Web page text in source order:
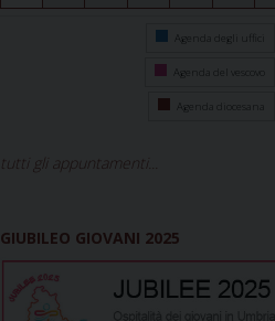
Agenda degli uffici
Agenda del vescovo
Agenda diocesana
tutti gli appuntamenti...
GIUBILEO GIOVANI 2025